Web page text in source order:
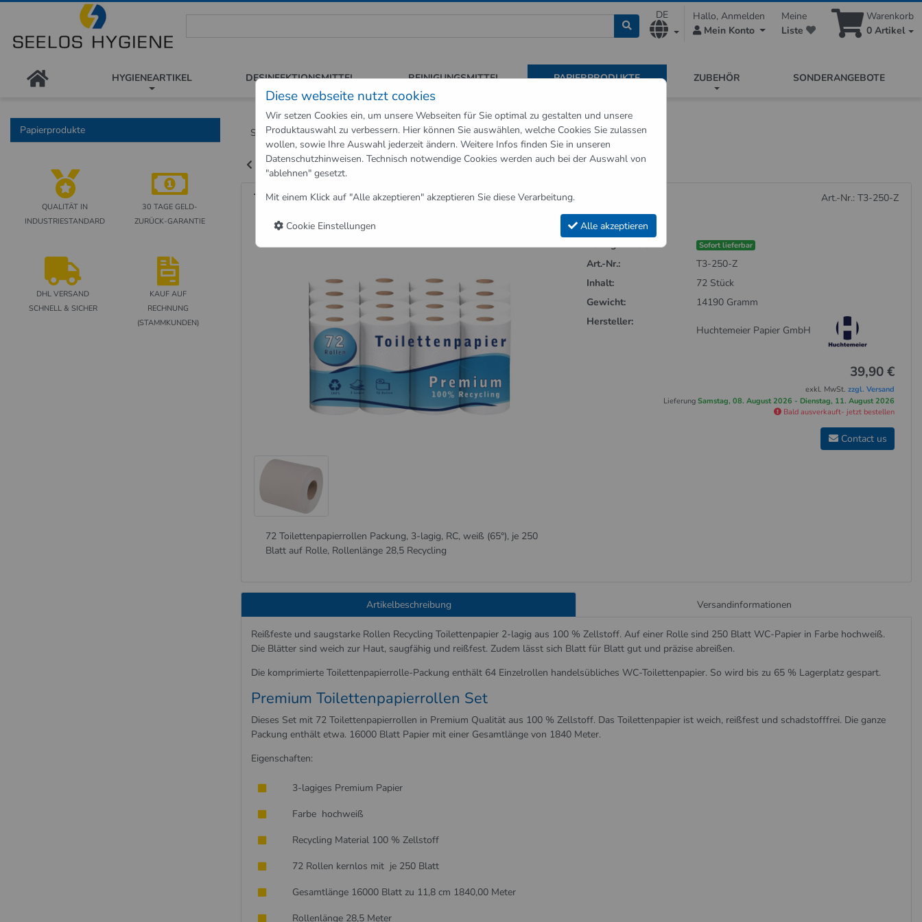
DE
Hallo, Anmelden
Mein Konto
Meine
Liste
Warenkorb
0 Artikel
HYGIENEARTIKEL DESINFEKTIONSMITTEL REINIGUNGSMITTEL PAPIERPRODUKTE ZUBEHÖR SONDERANGEBOTE
Shop Papierprodukte Toilettenpapier 3-lagig 72 Rollen Pack
Zurück zu "Papierprodukte"
Toilettenpapier 3-lagig 72 Rollen Pack Art.-Nr.: T3-250-Z
72 Toilettenpapierrollen Packung, 3-lagig, RC, weiß (65°), je 250
Blatt auf Rolle, Rollenlänge 28,5 Recycling
Verfügbarkeit: Sofort lieferbar
Art.-Nr.:
T3-250-Z
Inhalt:
72 Stück
Gewicht:
14190 Gramm
Hersteller:
Huchtemeier Papier GmbH
39,90 €
exkl. MwSt.zzgl. Versand
LieferungSamstag, 08. August 2026 - Dienstag, 11. August 2026
Bald ausverkauft- jetzt bestellen
Contact us
Artikelbeschreibung Versandinformationen
Reißfeste und saugstarke Rollen Recycling Toilettenpapier 2-lagig aus 100 % Zellstoff. Auf einer Rolle sind 250 Blatt WC-Papier in Farbe hochweiß.
Die Blätter sind weich zur Haut, saugfähig und reißfest. Zudem lässt sich Blatt für Blatt gut und präzise abreißen.
Die komprimierte Toilettenpapierrolle-Packung enthält 64 Einzelrollen handelsübliches WC-Toilettenpapier. So wird bis zu 65 % Lagerplatz gespart.
Premium Toilettenpapierrollen Set
Dieses Set mit 72 Toilettenpapierrollen in Premium Qualität aus 100 % Zellstoff. Das Toilettenpapier ist weich, reißfest und schadstofffrei. Die ganze
Packung enthält etwa. 16000 Blatt Papier mit einer Gesamtlänge von 1840 Meter.
Eigenschaften:
3-lagiges Premium Papier
Farbe hochweiß
Recycling Material 100 % Zellstoff
72 Rollen kernlos mit je 250 Blatt
Gesamtlänge 16000 Blatt zu 11,8 cm 1840,00 Meter
Rollenlänge 28,5 Meter
Papierprodukte
QUALITÄT IN
INDUSTRIESTANDARD
30 TAGE GELD-
ZURÜCK-GARANTIE
DHL VERSAND
SCHNELL & SICHER
KAUF AUF
RECHNUNG
(STAMMKUNDEN)
Diese webseite nutzt cookies
Wir setzen Cookies ein, um unsere Webseiten für Sie optimal zu gestalten und unsere
Produktauswahl zu verbessern. Hier können Sie auswählen, welche Cookies Sie zulassen
wollen, sowie Ihre Auswahl jederzeit ändern. Weitere Infos finden Sie in unseren
Datenschutzhinweisen. Technisch notwendige Cookies werden auch bei der Auswahl von
"ablehnen" gesetzt.
Mit einem Klick auf "Alle akzeptieren" akzeptieren Sie diese Verarbeitung.
Cookie Einstellungen Alle akzeptieren